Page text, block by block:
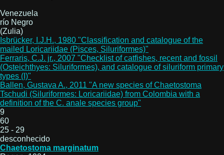
Venezuela
río Negro
(Zulia)
Isbrücker, I.J.H., 1980 "Classification and catalogue of the
mailed Loricariidae (Pisces, Siluriformes)"
Ferraris, C.J. jr., 2007 "Checklist of catfishes, recent and fossil
(Osteichthyes: Siluriformes), and catalogue of siluriform primary
types (I)"
Ballen, Gustava A., 2011 "A new species of Chaetostoma
Tschudi (Siluriformes: Loricariidae) from Colombia with a
definition of the C. anale species group"
9
60
25 - 29
desconhecido
Chaetostoma marginatum